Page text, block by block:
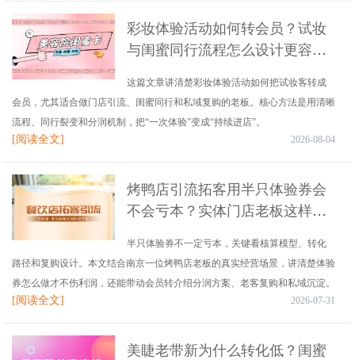
彩妆体验活动如何转会员？试妆
与闺蜜同行流程怎么设计更容易
这篇文章讲清楚彩妆体验活动如何把试妆客转成
会员，尤其适合做门店引流、闺蜜同行和私域复购的老板。核心方法是用清晰
流程、同行裂变和分润机制，把“一次体验”变成“持续进店”。
[阅读全文] 2026-08-04
烤鸭店引流拓客用半只体验券会
不会亏本？实体门店老板这样做
半只体验券不一定亏本，关键看核算模型、转化
路径和复购设计。本文结合南京一位烤鸭店老板的真实经营场景，讲清楚体验
券怎么做才不伤利润，还能带动会员转介绍分润方案、老客复购和私域沉淀。
[阅读全文] 2026-07-31
美睫老带新为什么转化低？闺蜜